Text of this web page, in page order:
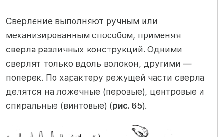
Сверление выполняют ручным или
механизированным способом, применяя
сверла различных конструкций. Одними
сверлят только вдоль волокон, другими —
поперек. По характеру режущей части сверла
делятся на ложечные (перовые), центровые и
спиральные (винтовые) (рис. 65).